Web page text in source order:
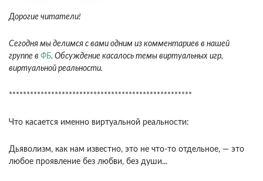
Дорогие читатели!
Сегодня мы делимся с вами одним из комментариев в нашей
группе в ФБ. Обсуждение касалось темы виртуальных игр,
виртуальной реальности.
****************************************************
Что касается именно виртуальной реальности:
Дьяволизм, как нам известно, это не что-то отдельное, — это
любое проявление без любви, без души...